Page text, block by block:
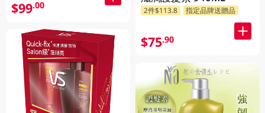
$99.00 2件$113.8 指定品牌送贈品
$75.90